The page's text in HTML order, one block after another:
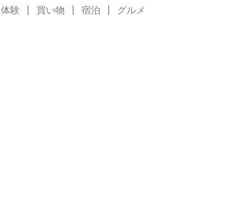
体験 買い物 宿泊 グルメ